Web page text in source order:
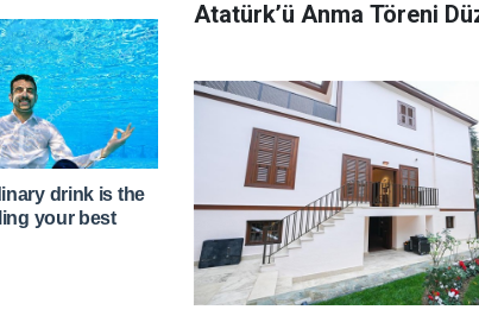
Atatürk’ü Anma Töreni